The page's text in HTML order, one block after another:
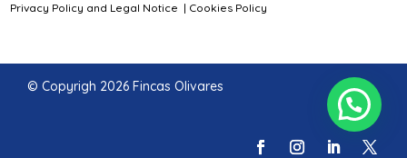
Privacy Policy and Legal Notice | Cookies Policy
© Copyrigh 2026 Fincas Olivares